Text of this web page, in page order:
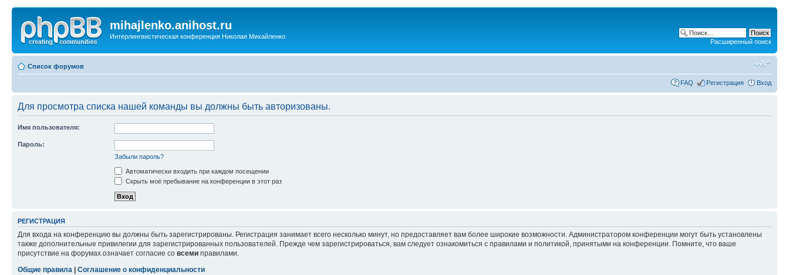
mihajlenko.anihost.ru
Интерлингвистическая конференция Николая Михайленко
Расширенный поиск
Список форумов
FAQ Регистрация Вход
Для просмотра списка нашей команды вы должны быть авторизованы.
Имя пользователя:
Пароль:
Забыли пароль?
Автоматически входить при каждом посещении
Скрыть моё пребывание на конференции в этот раз
РЕГИСТРАЦИЯ
Для входа на конференцию вы должны быть зарегистрированы. Регистрация занимает всего несколько минут, но предоставляет вам более широкие возможности. Администратором конференции могут быть установлены
также дополнительные привилегии для зарегистрированных пользователей. Прежде чем зарегистрироваться, вам следует ознакомиться с правилами и политикой, принятыми на конференции. Помните, что ваше
присутствие на форумах означает согласие со всеми правилами.
Общие правила
Соглашение о конфиденциальности